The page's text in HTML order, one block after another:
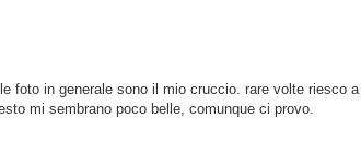
foto in generale sono il mio cruccio. rare volte riesco
mi sembrano poco belle, comunque ci provo.